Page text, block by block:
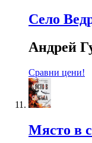
Село
Андрей
Сравни цени!
Място в